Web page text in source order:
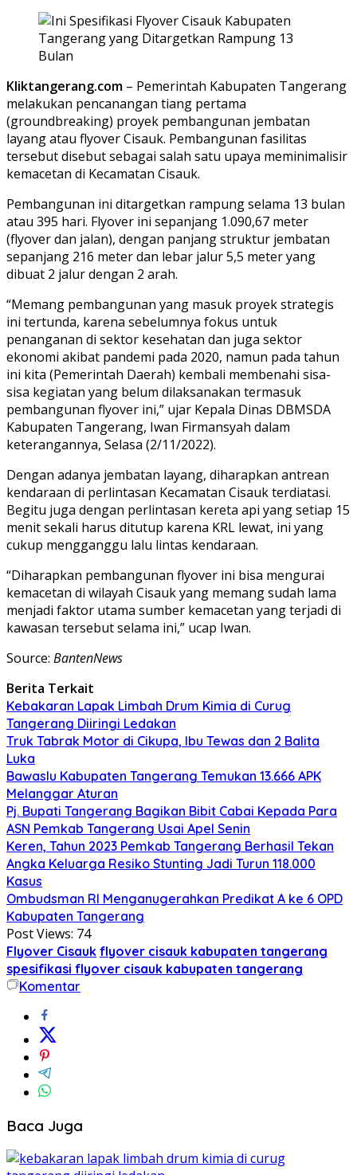
Kliktangerang.com – Pemerintah Kabupaten Tangerang
melakukan pencanangan tiang pertama
(groundbreaking) proyek pembangunan jembatan
layang atau flyover Cisauk. Pembangunan fasilitas
tersebut disebut sebagai salah satu upaya meminimalisir
kemacetan di Kecamatan Cisauk.
Pembangunan ini ditargetkan rampung selama 13 bulan
atau 395 hari. Flyover ini sepanjang 1.090,67 meter
(flyover dan jalan), dengan panjang struktur jembatan
sepanjang 216 meter dan lebar jalur 5,5 meter yang
dibuat 2 jalur dengan 2 arah.
“Memang pembangunan yang masuk proyek strategis
ini tertunda, karena sebelumnya fokus untuk
penanganan di sektor kesehatan dan juga sektor
ekonomi akibat pandemi pada 2020, namun pada tahun
ini kita (Pemerintah Daerah) kembali membenahi sisa-
sisa kegiatan yang belum dilaksanakan termasuk
pembangunan flyover ini,” ujar Kepala Dinas DBMSDA
Kabupaten Tangerang, Iwan Firmansyah dalam
keterangannya, Selasa (2/11/2022).
Dengan adanya jembatan layang, diharapkan antrean
kendaraan di perlintasan Kecamatan Cisauk terdiatasi.
Begitu juga dengan perlintasan kereta api yang setiap 15
menit sekali harus ditutup karena KRL lewat, ini yang
cukup mengganggu lalu lintas kendaraan.
“Diharapkan pembangunan flyover ini bisa mengurai
kemacetan di wilayah Cisauk yang memang sudah lama
menjadi faktor utama sumber kemacetan yang terjadi di
kawasan tersebut selama ini,” ucap Iwan.
Source: BantenNews
Berita Terkait
Kebakaran Lapak Limbah Drum Kimia di Curug
Tangerang Diiringi Ledakan
Truk Tabrak Motor di Cikupa, Ibu Tewas dan 2 Balita
Luka
Bawaslu Kabupaten Tangerang Temukan 13.666 APK
Melanggar Aturan
Pj. Bupati Tangerang Bagikan Bibit Cabai Kepada Para
ASN Pemkab Tangerang Usai Apel Senin
Keren, Tahun 2023 Pemkab Tangerang Berhasil Tekan
Angka Keluarga Resiko Stunting Jadi Turun 118.000
Kasus
Ombudsman RI Menganugerahkan Predikat A ke 6 OPD
Kabupaten Tangerang
Post Views: 74
Flyover Cisauk flyover cisauk kabupaten tangerang
spesifikasi flyover cisauk kabupaten tangerang
Komentar
Baca Juga